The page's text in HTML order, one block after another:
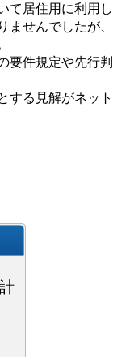
て居住用に利用し
ませんでしたが、
要件規定や先行判
する見解がネット